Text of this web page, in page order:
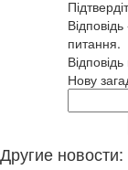
питання.
Нову
Другие новости: